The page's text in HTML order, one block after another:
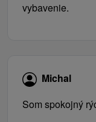
vybavenie.
Michal
Som spokojný